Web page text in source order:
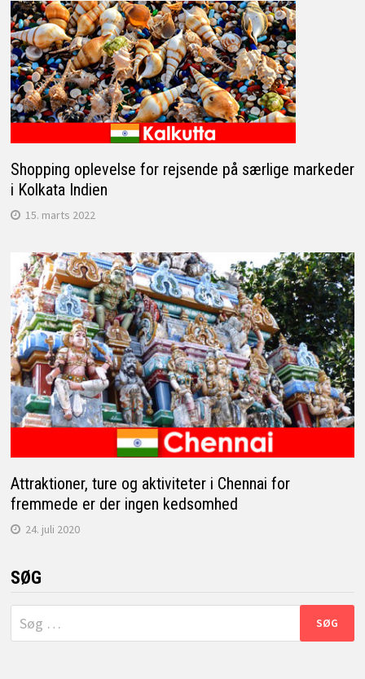
Shopping oplevelse for rejsende på særlige markeder
i Kolkata Indien
15. marts 2022
Attraktioner, ture og aktiviteter i Chennai for
fremmede er der ingen kedsomhed
24. juli 2020
SØG
Søg
efter: